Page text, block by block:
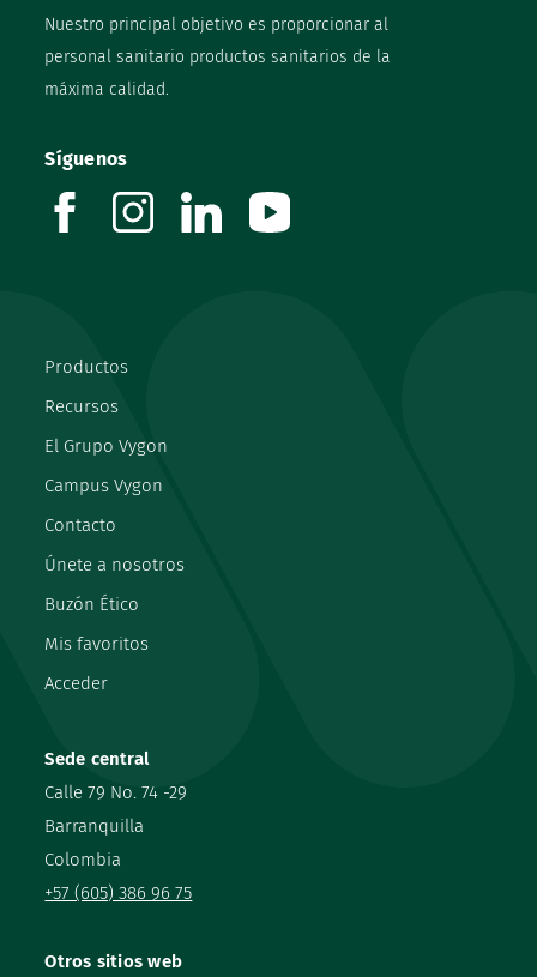
Nuestro principal objetivo es proporcionar al
personal sanitario productos sanitarios de la
máxima calidad.
Sede central
Calle 79 No. 74 -29
Barranquilla
Colombia
+57 (605) 386 96 75
Productos
Recursos
El Grupo Vygon
Campus Vygon
Contacto
Únete a nosotros
Buzón Ético
Mis favoritos
Acceder
Otros sitios web
Síguenos
facebookinstagramlinkedin